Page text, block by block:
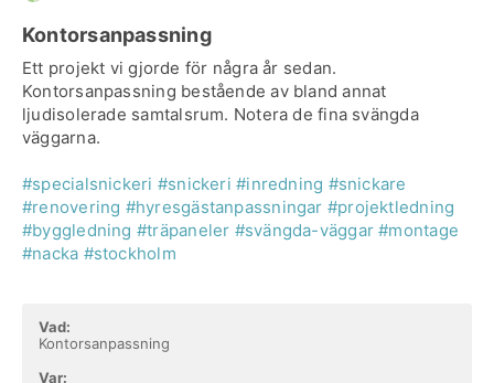
Kontorsanpassning
Ett projekt vi gjorde för några år sedan.
Kontorsanpassning bestående av bland annat
ljudisolerade samtalsrum. Notera de fina svängda
väggarna.
#specialsnickeri #snickeri #inredning #snickare
#renovering #hyresgästanpassningar #projektledning
#byggledning #träpaneler #svängda-väggar #montage
#nacka #stockholm
Vad:
Kontorsanpassning
Var: